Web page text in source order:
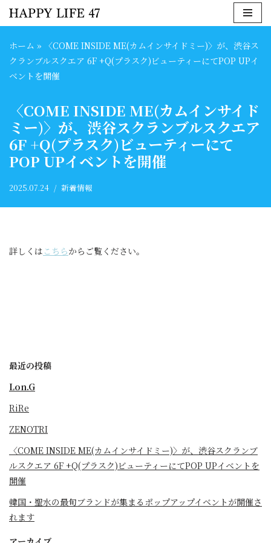
ン
テ
ン
へ
ス
キ
ッ
プ
ホーム » 〈COME INSIDE ME(カムインサイドミー)〉が、渋谷ス
クランブルスクエア 6F +Q(プラスク)ビューティーにてPOP UPイ
ベントを開催
〈COME INSIDE ME(カムインサイド
ミー)〉が、渋谷スクランブルスクエア
6F +Q(プラスク)ビューティーにて
POP UPイベントを開催
2025.07.24 新着情報
詳しくは こちらからご覧ください。
最近の投稿
Lon.G
RiRe
ZENOTRI
〈COME INSIDE ME(カムインサイドミー)〉が、渋谷スクランブ
ルスクエア 6F +Q(プラスク)ビューティーにてPOP UPイベントを
開催
韓国・聖水の最旬ブランドが集まるポップアップイベントが開催さ
れます